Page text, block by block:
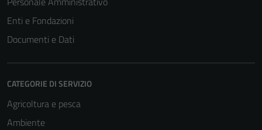
Enti e Fondazioni
Documenti e Dati
CATEGORIE DI SERVIZIO
Agricoltura e pesca
Ambiente